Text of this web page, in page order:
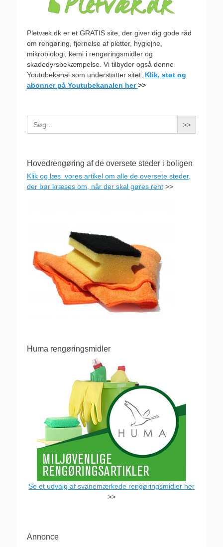
Pletvæk.dk er et GRATIS site, der giver dig gode råd
om rengøring, fjernelse af pletter, hygiejne,
mikrobiologi, kemi i rengøringsmidler og
skadedyrsbekæmpelse. Vi tilbyder også denne
Youtubekanal som understøtter sitet: Klik, støt og
abonner på Youtubekanalen her>>
Search
for:
Hovedrengøring af de oversete steder i boligen
Klik og læs vores artikel om alle de oversete steder,
der bør kræses om, når der skal gøres rent >>
Huma rengøringsmidler
Se et udvalg af svanemærkede rengøringsmidler her
>>
Annonce